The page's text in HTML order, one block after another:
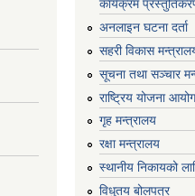
कार्यक्रम
अनलाइन घटना दर्ता
सहरी विकास
सूचना तथा सञ्चार
राष्ट्रिय योजना आयोग
गृह मन्त्रालय
रक्षा मन्त्रालय
स्थानीय निकायको
विधुतय बोलपत्र